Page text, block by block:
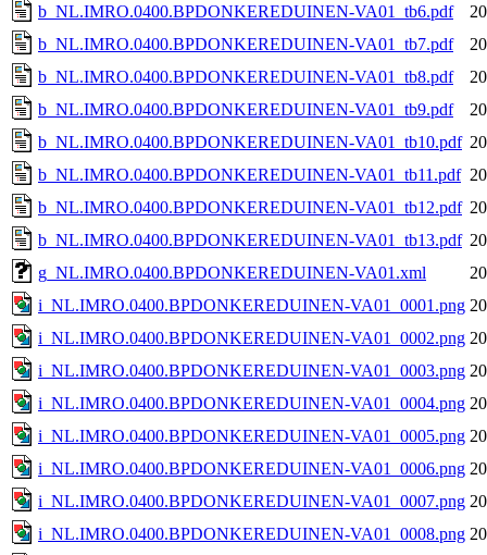
b_NL.IMRO.0400.BPDONKEREDUINEN-VA01_tb6.pdf
b_NL.IMRO.0400.BPDONKEREDUINEN-VA01_tb7.pdf
b_NL.IMRO.0400.BPDONKEREDUINEN-VA01_tb8.pdf
b_NL.IMRO.0400.BPDONKEREDUINEN-VA01_tb9.pdf
b_NL.IMRO.0400.BPDONKEREDUINEN-VA01_tb10.pdf
b_NL.IMRO.0400.BPDONKEREDUINEN-VA01_tb11.pdf
b_NL.IMRO.0400.BPDONKEREDUINEN-VA01_tb12.pdf
b_NL.IMRO.0400.BPDONKEREDUINEN-VA01_tb13.pdf
g_NL.IMRO.0400.BPDONKEREDUINEN-VA01.xml
i_NL.IMRO.0400.BPDONKEREDUINEN-VA01_0001.png
i_NL.IMRO.0400.BPDONKEREDUINEN-VA01_0002.png
i_NL.IMRO.0400.BPDONKEREDUINEN-VA01_0003.png
i_NL.IMRO.0400.BPDONKEREDUINEN-VA01_0004.png
i_NL.IMRO.0400.BPDONKEREDUINEN-VA01_0005.png
i_NL.IMRO.0400.BPDONKEREDUINEN-VA01_0006.png
i_NL.IMRO.0400.BPDONKEREDUINEN-VA01_0007.png
i_NL.IMRO.0400.BPDONKEREDUINEN-VA01_0008.png